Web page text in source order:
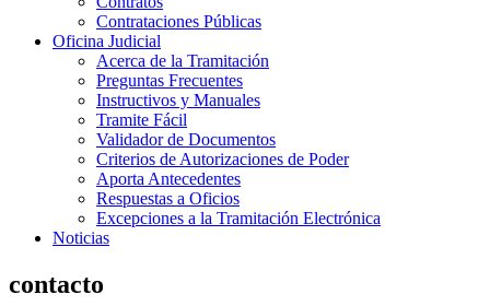
Contrataciones Públicas
Oficina Judicial
Acerca de la Tramitación
Preguntas Frecuentes
Instructivos y Manuales
Tramite Fácil
Validador de Documentos
Criterios de Autorizaciones de Poder
Aporta Antecedentes
Respuestas a Oficios
Excepciones a la Tramitación Electrónica
Noticias
contacto